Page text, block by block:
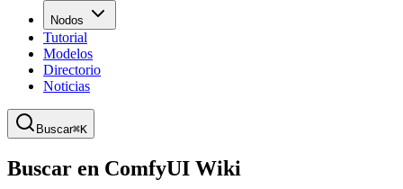
Nodos
Tutorial
Modelos
Directorio
Noticias
Buscar⌘K
Buscar en ComfyUI Wiki